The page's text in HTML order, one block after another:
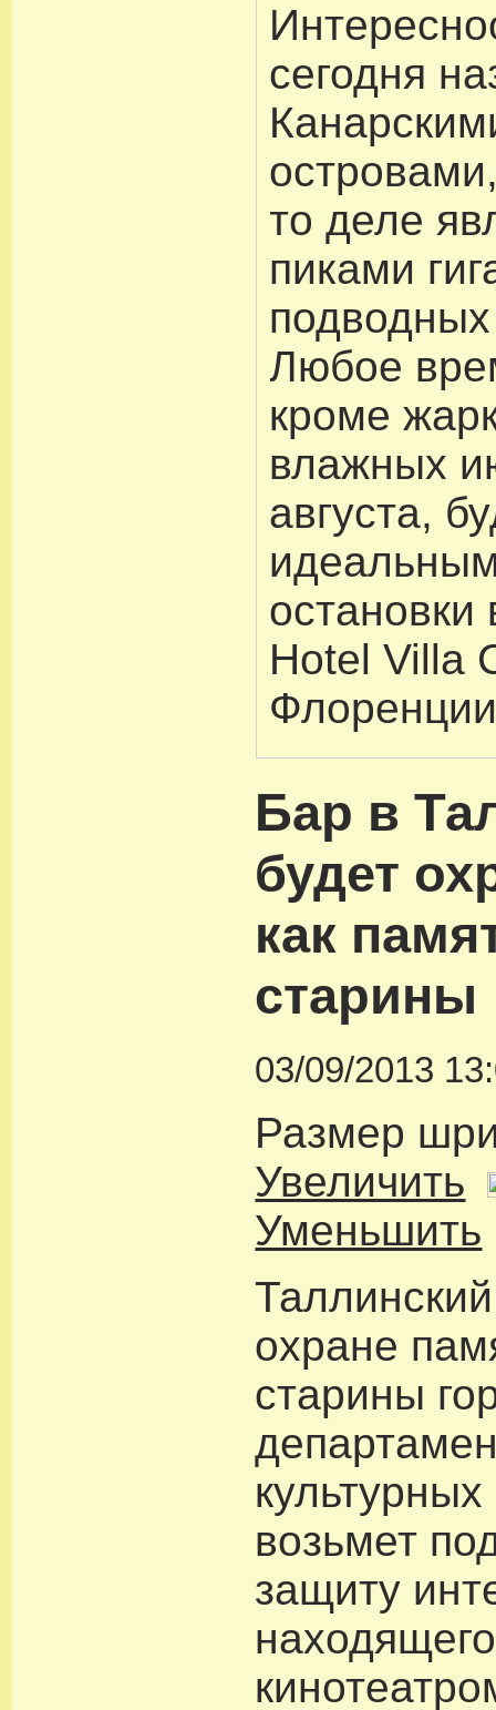
сегодня
то деле
пиками
Любое
кроме
влажных
августа,
остановки
Hotel Villa
Бар в
будет
как
старины
03/09/2013
Размер
Увеличить
Уменьшить
охране
старины
возьмет
защиту